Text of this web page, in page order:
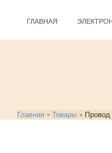
ГЛАВНАЯ
Главная Товары